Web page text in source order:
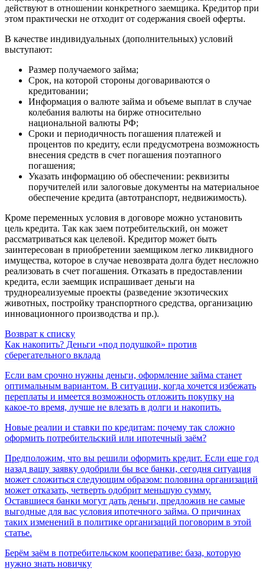
действуют в отношении конкретного заемщика. Кредитор при
этом практически не отходит от содержания своей оферты.
В качестве индивидуальных (дополнительных) условий
выступают:
Размер получаемого займа;
Срок, на которой стороны договариваются о
кредитовании;
Информация о валюте займа и объеме выплат в случае
колебания валюты на бирже относительно
национальной валюты РФ;
Сроки и периодичность погашения платежей и
процентов по кредиту, если предусмотрена возможность
внесения средств в счет погашения поэтапного
погашения;
Указать информацию об обеспечении: реквизиты
поручителей или залоговые документы на материальное
обеспечение кредита (автотранспорт, недвижимость).
Кроме переменных условия в договоре можно установить
цель кредита. Так как заем потребительский, он может
рассматриваться как целевой. Кредитор может быть
заинтересован в приобретении заемщиком легко ликвидного
имущества, которое в случае невозврата долга будет несложно
реализовать в счет погашения. Отказать в предоставлении
кредита, если заемщик испрашивает деньги на
труднореализуемые проекты (разведение экзотических
животных, постройку транспортного средства, организацию
инновационного производства и пр.).
Возврат к списку
Как накопить? Деньги «под подушкой» против
сберегательного вклада
Если вам срочно нужны деньги, оформление займа станет
оптимальным вариантом. В ситуации, когда хочется избежать
переплаты и имеется возможность отложить покупку на
какое-то время, лучше не влезать в долги и накопить.
Новые реалии и ставки по кредитам: почему так сложно
оформить потребительский или ипотечный заём?
Предположим, что вы решили оформить кредит. Если еще год
назад вашу заявку одобрили бы все банки, сегодня ситуация
может сложиться следующим образом: половина организаций
может отказать, четверть одобрит меньшую сумму.
Оставшиеся банки могут дать деньги, предложив не самые
выгодные для вас условия ипотечного займа. О причинах
таких изменений в политике организаций поговорим в этой
статье.
Берём заём в потребительском кооперативе: база, которую
нужно знать новичку
Обратная связь
Телефон*
Я согласен на обработкуперсональных данных
Когалым
Нижневартовск
Стрежевой
Сургут
Лангепас